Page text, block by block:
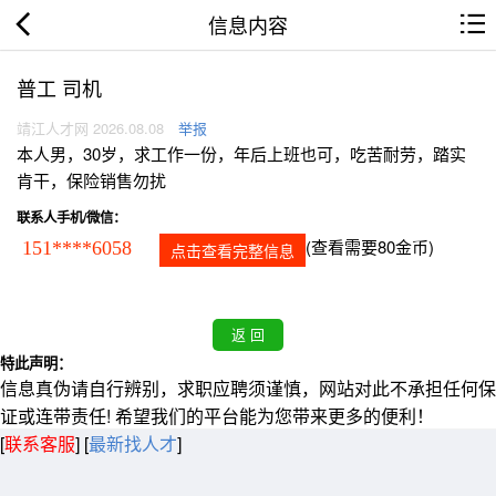
信息内容
普工 司机
靖江人才网 2026.08.08 举报
本人男，30岁，求工作一份，年后上班也可，吃苦耐劳，踏实
肯干，保险销售勿扰
联系人手机/微信：
151****6058 点击查看完整信息 (查看需要80金币)
特此声明：
信息真伪请自行辨别，求职应聘须谨慎，网站对此不承担任何保
证或连带责任! 希望我们的平台能为您带来更多的便利！
[联系客服] [最新找人才]